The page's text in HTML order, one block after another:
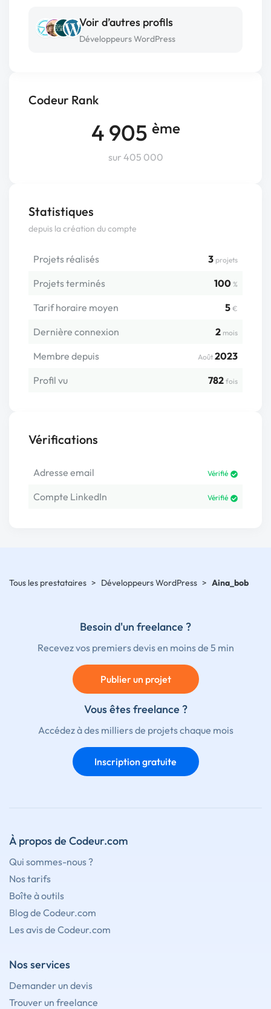
Codeur Rank
4 905 ème
sur 405 000
Statistiques
depuis la création du compte
Projets réalisés 3 projets
Projets terminés 100 %
Tarif horaire moyen 5 €
Dernière connexion 2 mois
Membre depuis Août 2023
Profil vu
782 fois
Vérifications
Adresse email Vérifié
Compte LinkedIn Vérifié
Voir d’autres profils
Développeurs WordPress
Tous les prestataires > Développeurs WordPress > Aina_bob
Besoin d'un freelance ?
Recevez vos premiers devis en moins de 5 min
Publier un projet
Vous êtes freelance ?
Accédez à des milliers de projets chaque mois
Inscription gratuite
À propos de Codeur.com
Qui sommes-nous ?
Nos tarifs
Boîte à outils
Blog de Codeur.com
Les avis de Codeur.com
Nos services
Demander un devis
Trouver un freelance